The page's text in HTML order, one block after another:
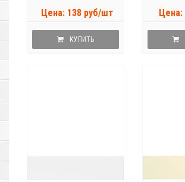
Цена: 138 руб/шт
КУПИТЬ
Цена: